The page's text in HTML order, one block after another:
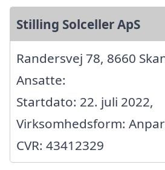
Stilling Solceller ApS
Randersvej 78, 8660
Ansatte:
Startdato: 22. juli 2022,
Virksomhedsform:
CVR: 43412329